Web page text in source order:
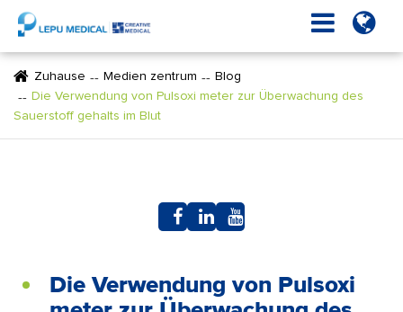
Zuhause Medien zentrum
Blog
Die Verwendung von Pulsoxi meter zur Überwachung des
Sauerstoff gehalts im Blut
Die Verwendung von Pulsoxi